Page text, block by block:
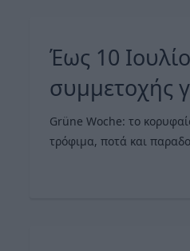
Έως 10
συμμετοχής
Grüne Woche: το
τρόφιμα, ποτά και